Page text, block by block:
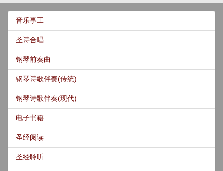
音乐事工
圣诗合唱
钢琴前奏曲
钢琴诗歌伴奏(传统)
钢琴诗歌伴奏(现代)
电子书籍
圣经阅读
圣经聆听